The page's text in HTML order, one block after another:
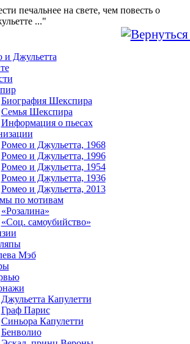
печальнее на свете, чем повесть о
..."
и Джульетта
Биография Шекспира
Семья Шекспира
Информация о пьесах
Ромео и Джульетта, 1968
Ромео и Джульетта, 1996
Ромео и Джульетта, 1954
Ромео и Джульетта, 1936
Ромео и Джульетта, 2013
по мотивам
«Розалина»
«Соц. самоубийство»
Мэб
Джульетта Капулетти
Граф Парис
Синьора Капулетти
Бенволио